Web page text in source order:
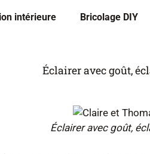
intérieure Bricolage DIY
Éclairer avec goût,
Éclairer avec goût,